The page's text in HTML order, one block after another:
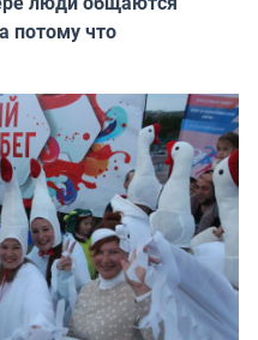
потому что